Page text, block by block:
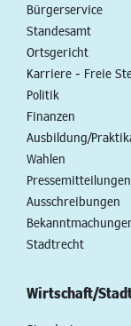
Bürgerservice
Standesamt
Ortsgericht
Karriere - Freie
Politik
Finanzen
Ausbildung/
Wahlen
Pressemitteilungen
Ausschreibungen
Stadtrecht
Wirtschaft/